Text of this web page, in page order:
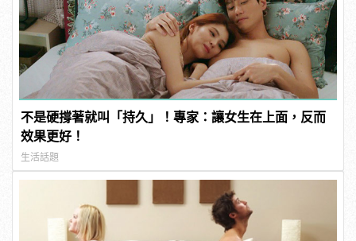
不是硬撐著就叫「持久」！專家：讓女生在上面，反而
效果更好！
生活話題